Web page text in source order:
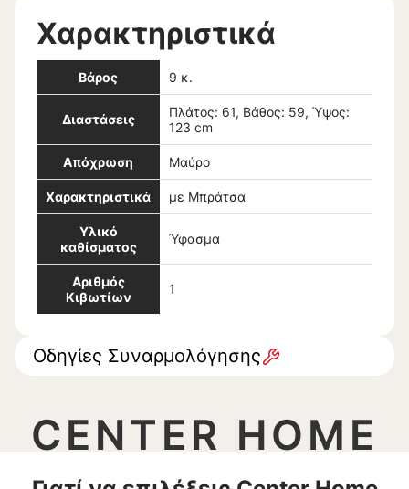
Χαρακτηριστικά
Βάρος 9 κ.
Διαστάσεις
Πλάτος: 61, Βάθος: 59, Ύψος:
123 cm
Απόχρωση Μαύρο
Χαρακτηριστικά με Μπράτσα
Υλικό
καθίσματος
Ύφασμα
Αριθμός
Κιβωτίων
1
Οδηγίες Συναρμολόγησης
CENTER HOME